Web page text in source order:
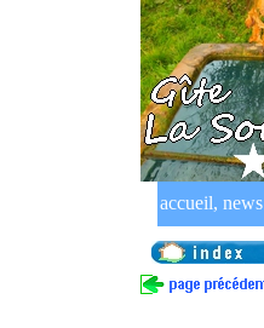
accueil, news